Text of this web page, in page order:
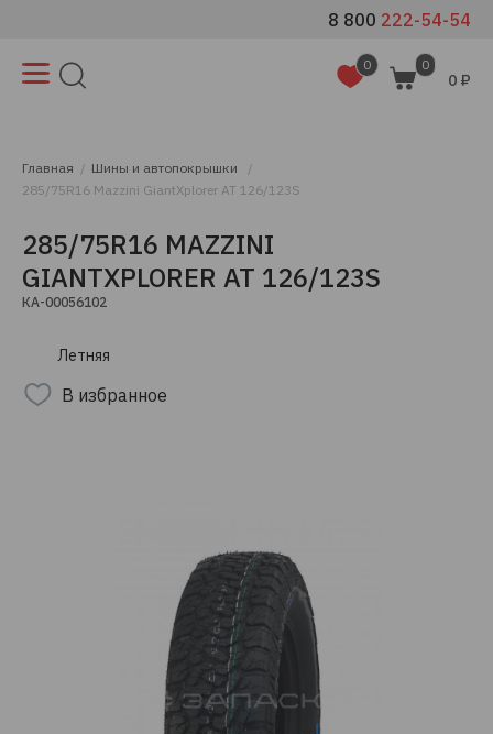
8 800 222-54-54
0 0
0 ₽
Главная
Шины и автопокрышки
285/75R16 Mazzini GiantXplorer AT 126/123S
285/75R16 MAZZINI
GIANTXPLORER AT 126/123S
КА-00056102
Летняя
В избранное